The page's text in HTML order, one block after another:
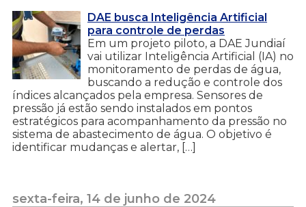
DAE busca Inteligência Artificial
para controle de perdas
Em um projeto piloto, a DAE Jundiaí
vai utilizar Inteligência Artificial (IA) no
monitoramento de perdas de água,
buscando a redução e controle dos
índices alcançados pela empresa. Sensores de
pressão já estão sendo instalados em pontos
estratégicos para acompanhamento da pressão no
sistema de abastecimento de água. O objetivo é
identificar mudanças e alertar, […]
sexta-feira, 14 de junho de 2024